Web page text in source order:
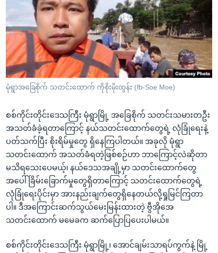
ပင်မ
အ
ညွန်း
စာမျက်နှာ
သို့
ကျော်
ကြည့်
ရှာဖွေ
ရန်
နေရာ
သို့
ကျော်
ရန်
ရုပ်ရှင်ထဲက အင်္ဂလိပ်စာ
သုတပဒေသာ အင်္ဂလိပ်စာ
ရေဒီယို/တီဗွီအစီအစဉ်
Learning English
ဗွီအိုအေ လူမှုကွန်ယက်များ
ဘာသာစကားများ
မုံရွာအခြေစိုက် သတင်းထောက် ကိုစိုးမိုးထွန်း (fb-Soe Moe)
စစ်ကိုင်းတိုင်းဒေသကြီး မုံရွာမြို့ အခြေစိုက် သတင်းသမားတဦး
အသတ်ခံခဲ့ရတာကြောင့် နယ်သတင်းထောက်တွေရဲ့ လုံခြုံရေးနဲ့
ပတ်သက်ပြီး စိုးရိမ်မှုတွေ ရှိနေကြပါတယ်။ အခုလို မုံရွာ
သတင်းထောက် အသတ်ခံရတဲ့ဖြစ်စဉ်ဟာ ဘာကြောင့်လဲဆိုတာ
မသိရသေးပေမယ့်၊ နယ်ဒေသအချို့မှာ သတင်းထောက်တွေ
အပေါ် ခြိမ်းခြောက်မှုတွေရှိတာကြောင့် သတင်းထောက်တွေရဲ့
လုံခြုံရေးပိုင်းမှာ အားနည်းချက်တွေရှိနေတယ်လို့ရှုမြင်ကြတာ
ပါ။ ဒီအကြောင်းဆက်သွယ်မေးမြန်းထားတဲ့ ဗွီအိုအေ
သတင်းထောက် မမေခက ဆက်ပြောပြပေးပါမယ်။
စစ်ကိုင်းတိုင်းဒေသကြီး မုံရွာမြို့၊ အောင်ချမ်းသာရပ်ကွက်နဲ့ မြို့